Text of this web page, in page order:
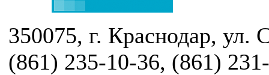
350075, г. Краснодар, ул.
(861) 235-10-36, (861)